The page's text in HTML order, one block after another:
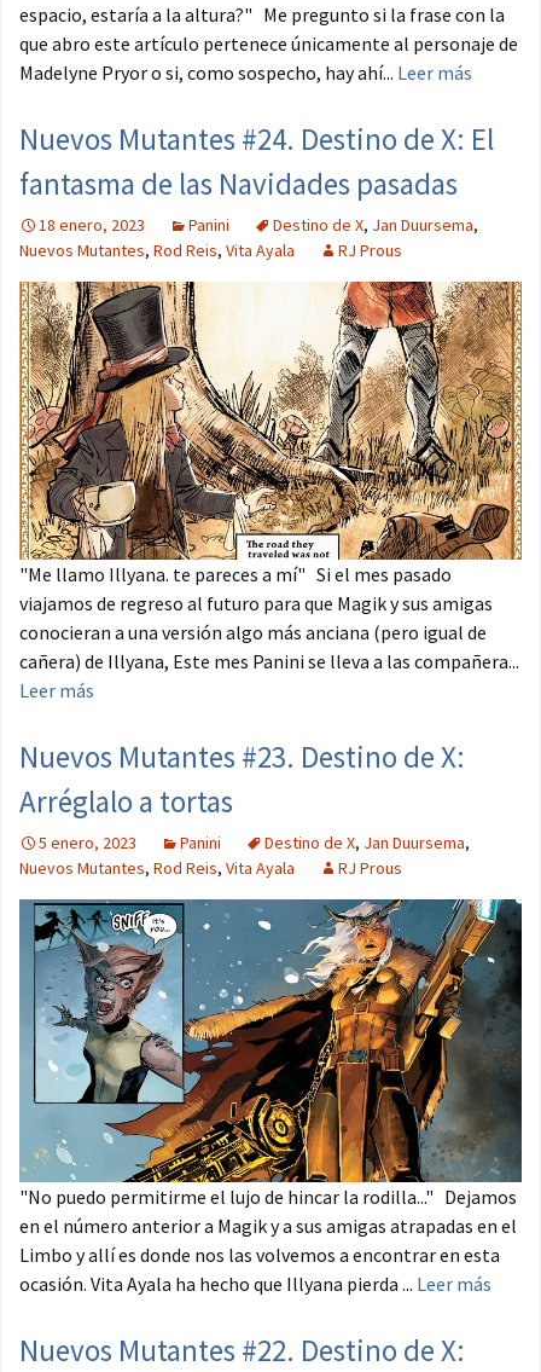
espacio, estaría a la altura?" Me pregunto si la frase con la
que abro este artículo pertenece únicamente al personaje de
Madelyne Pryor o si, como sospecho, hay ahí... Leer más
Nuevos Mutantes #24. Destino de X: El
fantasma de las Navidades pasadas
18 enero, 2023 Panini Destino de X, Jan Duursema,
Nuevos Mutantes, Rod Reis, Vita Ayala RJ Prous
"Me llamo Illyana. te pareces a mí" Si el mes pasado
viajamos de regreso al futuro para que Magik y sus amigas
conocieran a una versión algo más anciana (pero igual de
cañera) de Illyana, Este mes Panini se lleva a las compañera...
Leer más
Nuevos Mutantes #23. Destino de X:
Arréglalo a tortas
5 enero, 2023 Panini Destino de X, Jan Duursema,
Nuevos Mutantes, Rod Reis, Vita Ayala RJ Prous
"No puedo permitirme el lujo de hincar la rodilla..." Dejamos
en el número anterior a Magik y a sus amigas atrapadas en el
Limbo y allí es donde nos las volvemos a encontrar en esta
ocasión. Vita Ayala ha hecho que Illyana pierda ... Leer más
Nuevos Mutantes #22. Destino de X: